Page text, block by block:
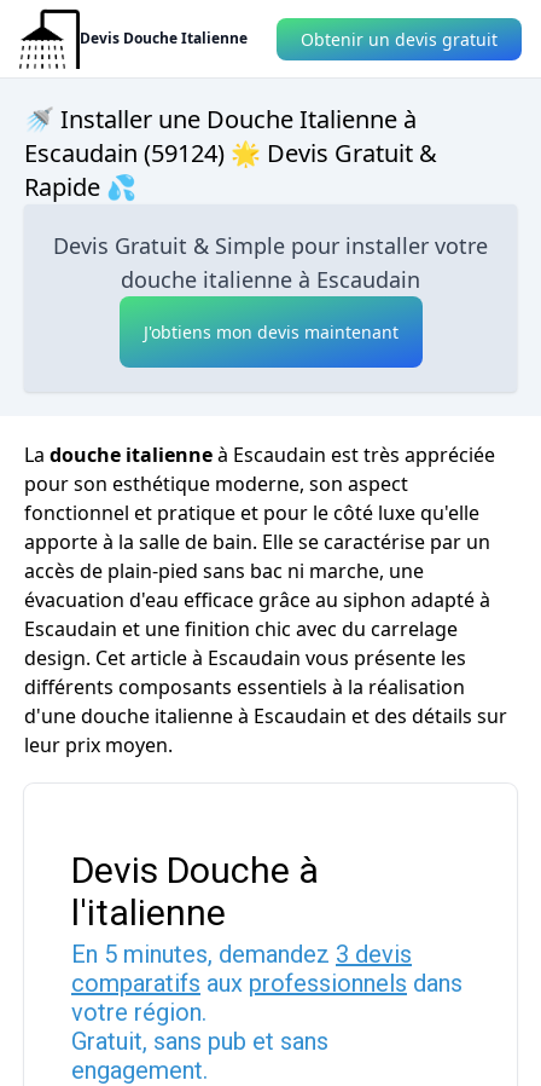
Devis Douche Italienne Obtenir un devis gratuit
🚿 Installer une Douche Italienne à
Escaudain (59124) 🌟 Devis Gratuit &
Rapide 💦
Devis Gratuit & Simple pour installer votre
douche italienne à Escaudain
J'obtiens mon devis maintenant
La douche italienneà Escaudain est très appréciée
pour son esthétique moderne, son aspect
fonctionnel et pratique et pour le côté luxe qu'elle
apporte à la salle de bain. Elle se caractérise par un
accès de plain-pied sans bac ni marche, une
évacuation d'eau efficace grâce au siphon adapté à
Escaudain et une finition chic avec du carrelage
design. Cet article à Escaudain vous présente les
différents composants essentiels à la réalisation
d'une douche italienne à Escaudain et des détails sur
leur prix moyen.
Devis Douche à
l'italienne
En 5 minutes, demandez 3 devis
comparatifs aux professionnels dans
votre région.
Gratuit, sans pub et sans
engagement.